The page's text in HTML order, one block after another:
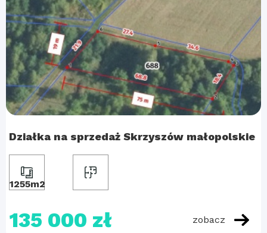
Działka na sprzedaż Skrzyszów małopolskie
1255m2
135 000 zł zobacz